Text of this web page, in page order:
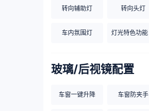
转向辅助灯 转向头灯
车内氛围灯 灯光特色功能
玻璃/后视镜配置
车窗一键升降 车窗防夹手